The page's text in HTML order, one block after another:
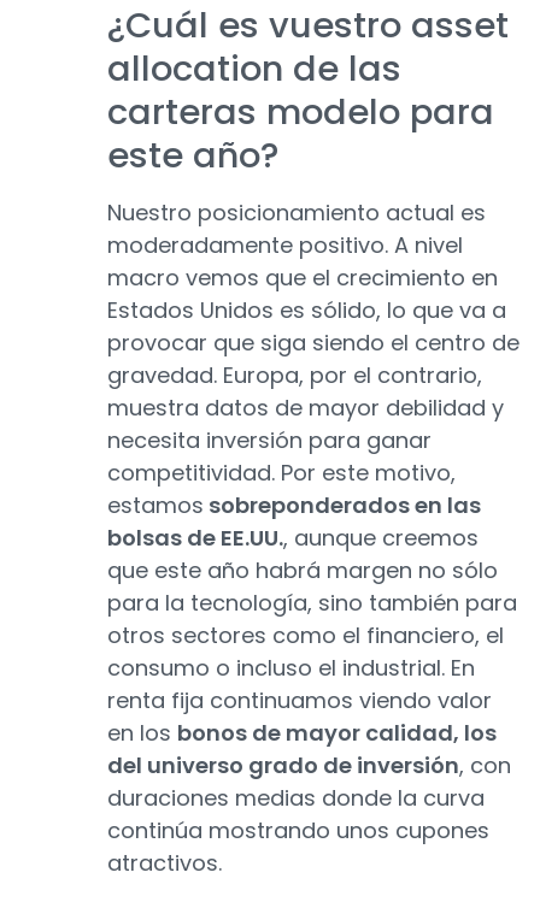
¿Cuál es vuestro asset
allocation de las
carteras modelo para
este año?
Nuestro posicionamiento actual es
moderadamente positivo. A nivel
macro vemos que el crecimiento en
Estados Unidos es sólido, lo que va a
provocar que siga siendo el centro de
gravedad. Europa, por el contrario,
muestra datos de mayor debilidad y
necesita inversión para ganar
competitividad. Por este motivo,
estamos sobreponderados en las
bolsas de EE.UU., aunque creemos
que este año habrá margen no sólo
para la tecnología, sino también para
otros sectores como el financiero, el
consumo o incluso el industrial. En
renta fija continuamos viendo valor
en los bonos de mayor calidad, los
del universo grado de inversión, con
duraciones medias donde la curva
continúa mostrando unos cupones
atractivos.